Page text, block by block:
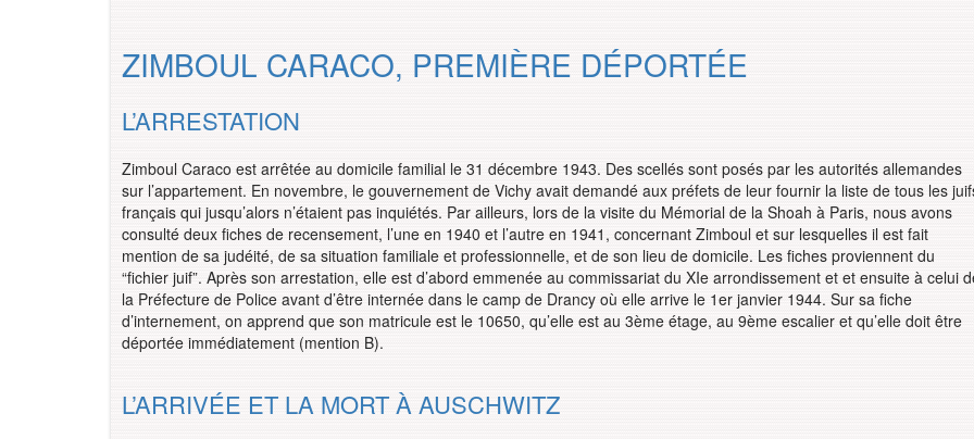
ZIMBOUL CARACO, PREMIÈRE DÉPORTÉE
L’ARRESTATION
Zimboul Caraco est arrêtée au domicile familial le 31 décembre 1943. Des scellés sont posés par les autorités allemandes
sur l’appartement. En novembre, le gouvernement de Vichy avait demandé aux préfets de leur fournir la liste de tous les
français qui jusqu’alors n’étaient pas inquiétés. Par ailleurs, lors de la visite du Mémorial de la Shoah à Paris, nous avons
consulté deux fiches de recensement, l’une en 1940 et l’autre en 1941, concernant Zimboul et sur lesquelles il est fait
mention de sa judéité, de sa situation familiale et professionnelle, et de son lieu de domicile. Les fiches proviennent du
“fichier juif”. Après son arrestation, elle est d’abord emmenée au commissariat du XIe arrondissement et et ensuite à celui
la Préfecture de Police avant d’être internée dans le camp de Drancy où elle arrive le 1er janvier 1944. Sur sa fiche
d’internement, on apprend que son matricule est le 10650, qu’elle est au 3ème étage, au 9ème escalier et qu’elle doit être
déportée immédiatement (mention B).
L’ARRIVÉE ET LA MORT À AUSCHWITZ